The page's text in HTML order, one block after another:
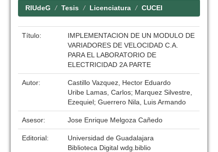
RIUdeG Tesis Licenciatura CUCEI
Título:
IMPLEMENTACION DE UN MODULO DE
VARIADORES DE VELOCIDAD C.A.
PARA EL LABORATORIO DE
ELECTRICIDAD 2A PARTE
Autor:
Castillo Vazquez, Hector Eduardo
Uribe Lamas, Carlos; Marquez Silvestre,
Ezequiel; Guerrero Nila, Luis Armando
Asesor: Jose Enrique Melgoza Cañedo
Editorial:
Universidad de Guadalajara
Biblioteca Digital wdg.biblio